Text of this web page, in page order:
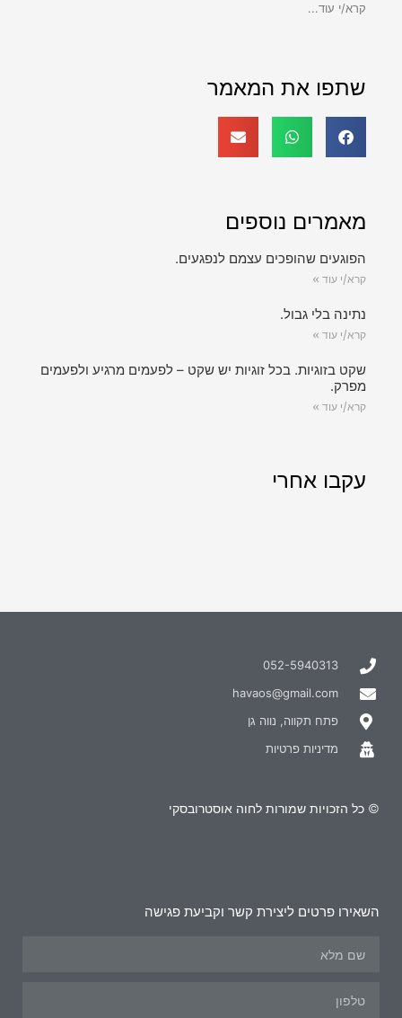
קרא/י עוד...
שתפו את המאמר
מאמרים נוספים
הפוגעים שהופכים עצמם לנפגעים.
קרא/י עוד »
נתינה בלי גבול.
קרא/י עוד »
שקט בזוגיות. בכל זוגיות יש שקט – לפעמים מרגיע ולפעמים
מפרק.
קרא/י עוד »
עקבו אחרי
052-5940313
havaos@gmail.com
פתח תקווה, נווה גן
מדיניות פרטיות
© כל הזכויות שמורות לחוה אוסטרובסקי
השאירו פרטים ליצירת קשר וקביעת פגישה